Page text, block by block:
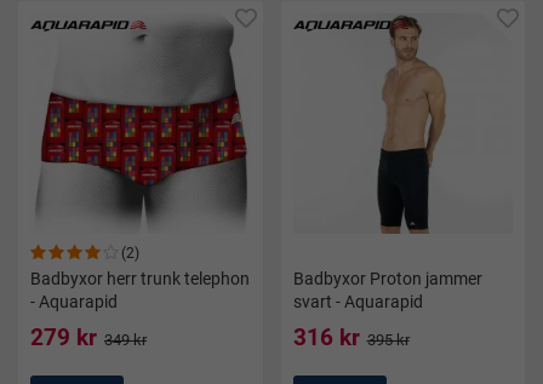
(2)
Badbyxor herr trunk telephon
- Aquarapid
279 kr 349 kr
Badbyxor Proton jammer
svart - Aquarapid
316 kr 395 kr